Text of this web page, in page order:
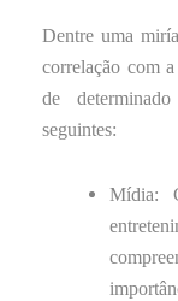
Dentre uma
correlação com
de
seguintes:
Mídia: